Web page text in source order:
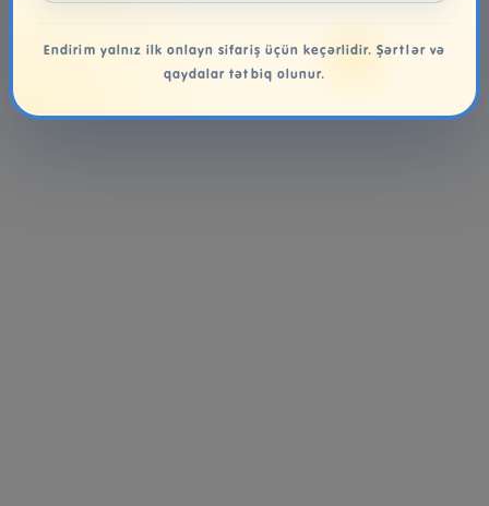
Endirim yalnız ilk onlayn sifariş üçün keçərlidir. Şərtlər və
qaydalar tətbiq olunur.